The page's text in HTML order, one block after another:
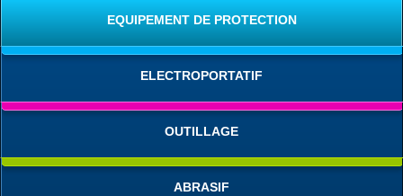
EQUIPEMENT DE PROTECTION
ELECTROPORTATIF
OUTILLAGE
ABRASIF